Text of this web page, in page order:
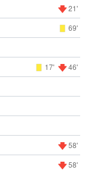
21'
69'
17' 46'
58'
58'